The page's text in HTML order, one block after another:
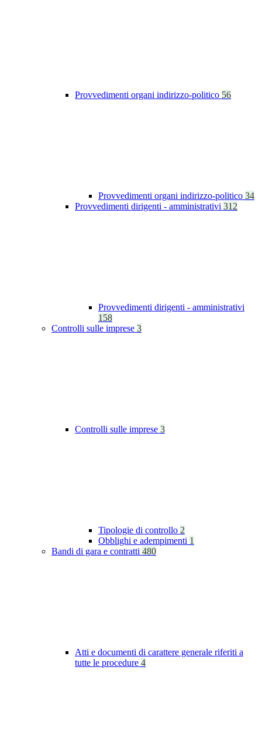
Provvedimenti organi indirizzo-politico 56
Provvedimenti organi indirizzo-politico 34
Provvedimenti dirigenti - amministrativi 312
Provvedimenti dirigenti - amministrativi
158
Controlli sulle imprese 3
Controlli sulle imprese 3
Tipologie di controllo 2
Obblighi e adempimenti 1
Bandi di gara e contratti 480
Atti e documenti di carattere generale riferiti a
tutte le procedure 4